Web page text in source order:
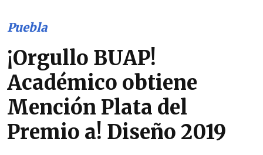
Puebla
¡Orgullo BUAP!
Académico obtiene
Mención Plata del
Premio a! Diseño 2019